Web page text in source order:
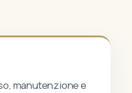
manutenzione e